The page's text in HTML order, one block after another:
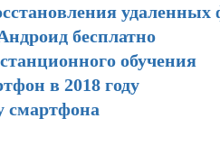
удаленных
бесплатно
обучения
в 2018 году
смартфона